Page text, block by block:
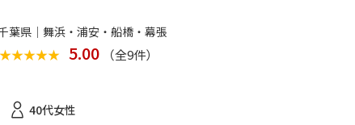
葉県│舞浜・浦安・船橋・幕張
★★★★★
★★★★★ 5.00 （全9件）
40代女性